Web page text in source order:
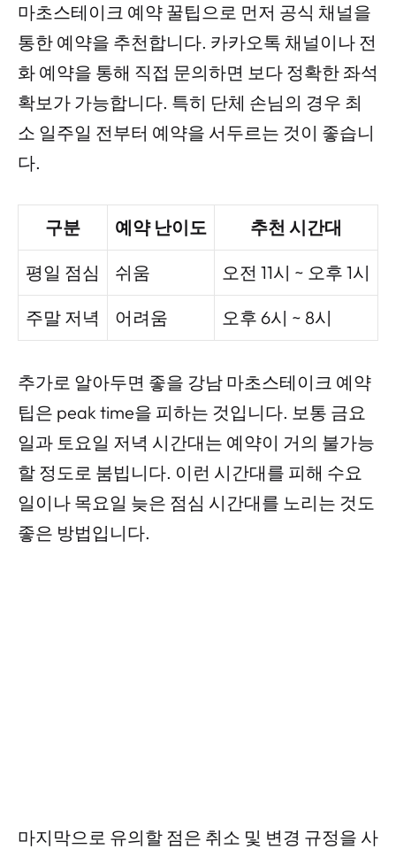
마초스테이크 예약 꿀팁으로 먼저 공식 채널을
통한 예약을 추천합니다. 카카오톡 채널이나 전
화 예약을 통해 직접 문의하면 보다 정확한 좌석
확보가 가능합니다. 특히 단체 손님의 경우 최
소 일주일 전부터 예약을 서두르는 것이 좋습니
다.
구분 예약 난이도 추천 시간대
평일 점심 쉬움 오전 11시 ~ 오후 1시
주말 저녁 어려움 오후 6시 ~ 8시
추가로 알아두면 좋을 강남 마초스테이크 예약
팁은 peak time을 피하는 것입니다. 보통 금요
일과 토요일 저녁 시간대는 예약이 거의 불가능
할 정도로 붐빕니다. 이런 시간대를 피해 수요
일이나 목요일 늦은 점심 시간대를 노리는 것도
좋은 방법입니다.
마지막으로 유의할 점은 취소 및 변경 규정을 사